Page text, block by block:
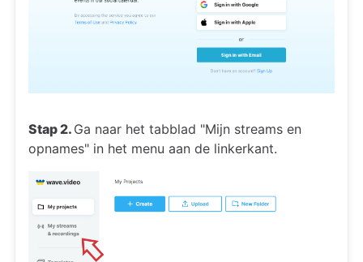
Stap 2. Ga naar het tabblad "Mijn streams en
opnames" in het menu aan de linkerkant.